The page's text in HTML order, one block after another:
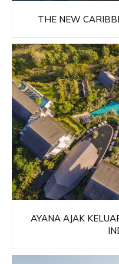
THE NEW
AYANA AJAK